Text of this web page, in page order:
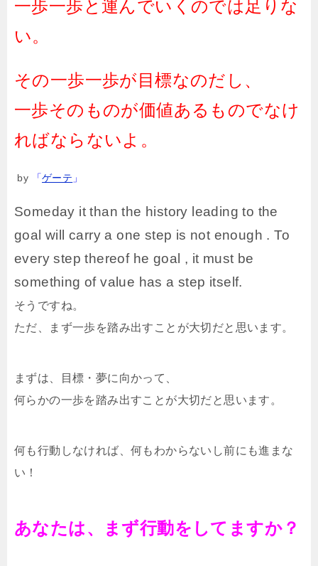
一歩一歩と運んでいくのでは足りな
い。
その一歩一歩が目標なのだし、
一歩そのものが価値あるものでなけ
ればならないよ。
by 「ゲーテ 」
Someday it than the history leading to the
goal will carry a one step is not enough . To
every step thereof he goal , it must be
something of value has a step itself.
そうですね。
ただ、まず一歩を踏み出すことが大切だと思います。
まずは、目標・夢に向かって、
何らかの一歩を踏み出すことが大切だと思います。
何も行動しなければ、何もわからないし前にも進まな
い！
あなたは、まず行動をしてますか？